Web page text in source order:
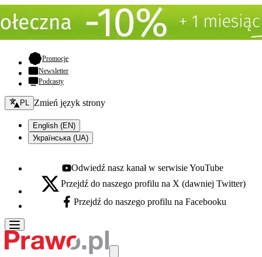
Promocje- otwiera się w nowej karcie
Newsletter
Podcasty
Zmień język - bieżący:
PL Zmień język strony
English (EN)
Українська (UA)
Youtube - otwiera się w nowej karcie
Odwiedź nasz kanał w serwisie YouTube
X - otwiera się w nowej karcie
Przejdź do naszego profilu na X (dawniej Twitter)
Facebook - otwiera się w nowej karcie
Przejdź do naszego profilu na Facebooku